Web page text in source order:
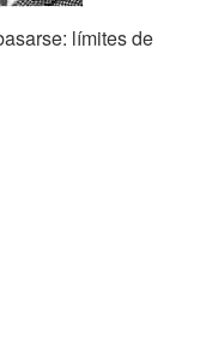
límites de